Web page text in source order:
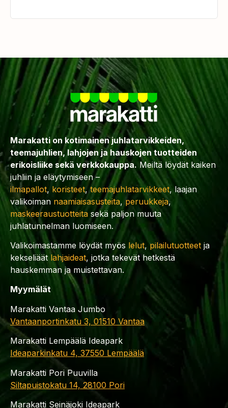
Marakatti on kotimainen juhlatarvikkeiden,
teemajuhlien, lahjojen ja hauskojen tuotteiden
erikoisliike sekä verkkokauppa. Meiltä löydät kaiken
juhliin ja eläytymiseen –
ilmapallot, koristeet,teemajuhlatarvikkeet, laajan
valikoiman naamiaisasusteita, peruukkeja,
maskeeraustuotteita sekä paljon muuta
juhlatunnelman luomiseen.
Valikoimastamme löydät myös lelut,pilailutuotteet ja
kekseliäät lahjaideat, jotka tekevät hetkestä
hauskemman ja muistettavan.
Myymälät
Marakatti Vantaa Jumbo
Vantaanportinkatu 3, 01510 Vantaa
Marakatti Lempäälä Ideapark
Ideaparkinkatu 4, 37550 Lempäälä
Marakatti Pori Puuvilla
Siltapuistokatu 14, 28100 Pori
Marakatti Seinäjoki Ideapark